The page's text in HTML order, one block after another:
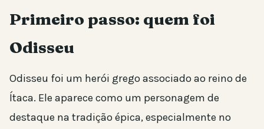
Primeiro passo: quem foi
Odisseu
Odisseu foi um herói grego associado ao reino de
Ítaca. Ele aparece como um personagem de
destaque na tradição épica, especialmente no